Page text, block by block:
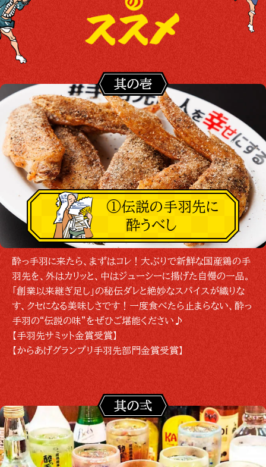
①伝説の手羽先に
酔うべし
酔っ手羽に来たら、まずはコレ！大ぶりで新鮮な国産鶏の手
羽先を、外はカリッと、中はジューシーに揚げた自慢の一品。
「創業以来継ぎ足し」の秘伝ダレと絶妙なスパイスが織りな
す、クセになる美味しさです！一度食べたら止まらない、酔っ
手羽の“伝説の味”をぜひご堪能ください♪
【手羽先サミット金賞受賞】
【からあげグランプリ手羽先部門金賞受賞】